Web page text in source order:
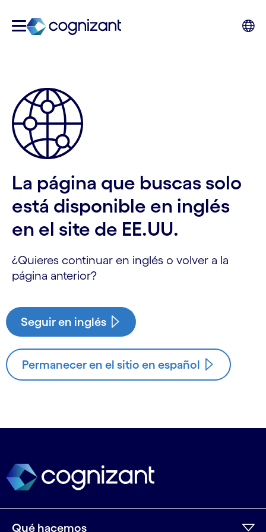
La página que buscas solo
está disponible en inglés
en el site de EE.UU.
¿Quieres continuar en inglés o volver a la
página anterior?
Seguir en inglés
Permanecer en el sitio en español
Qué hacemos